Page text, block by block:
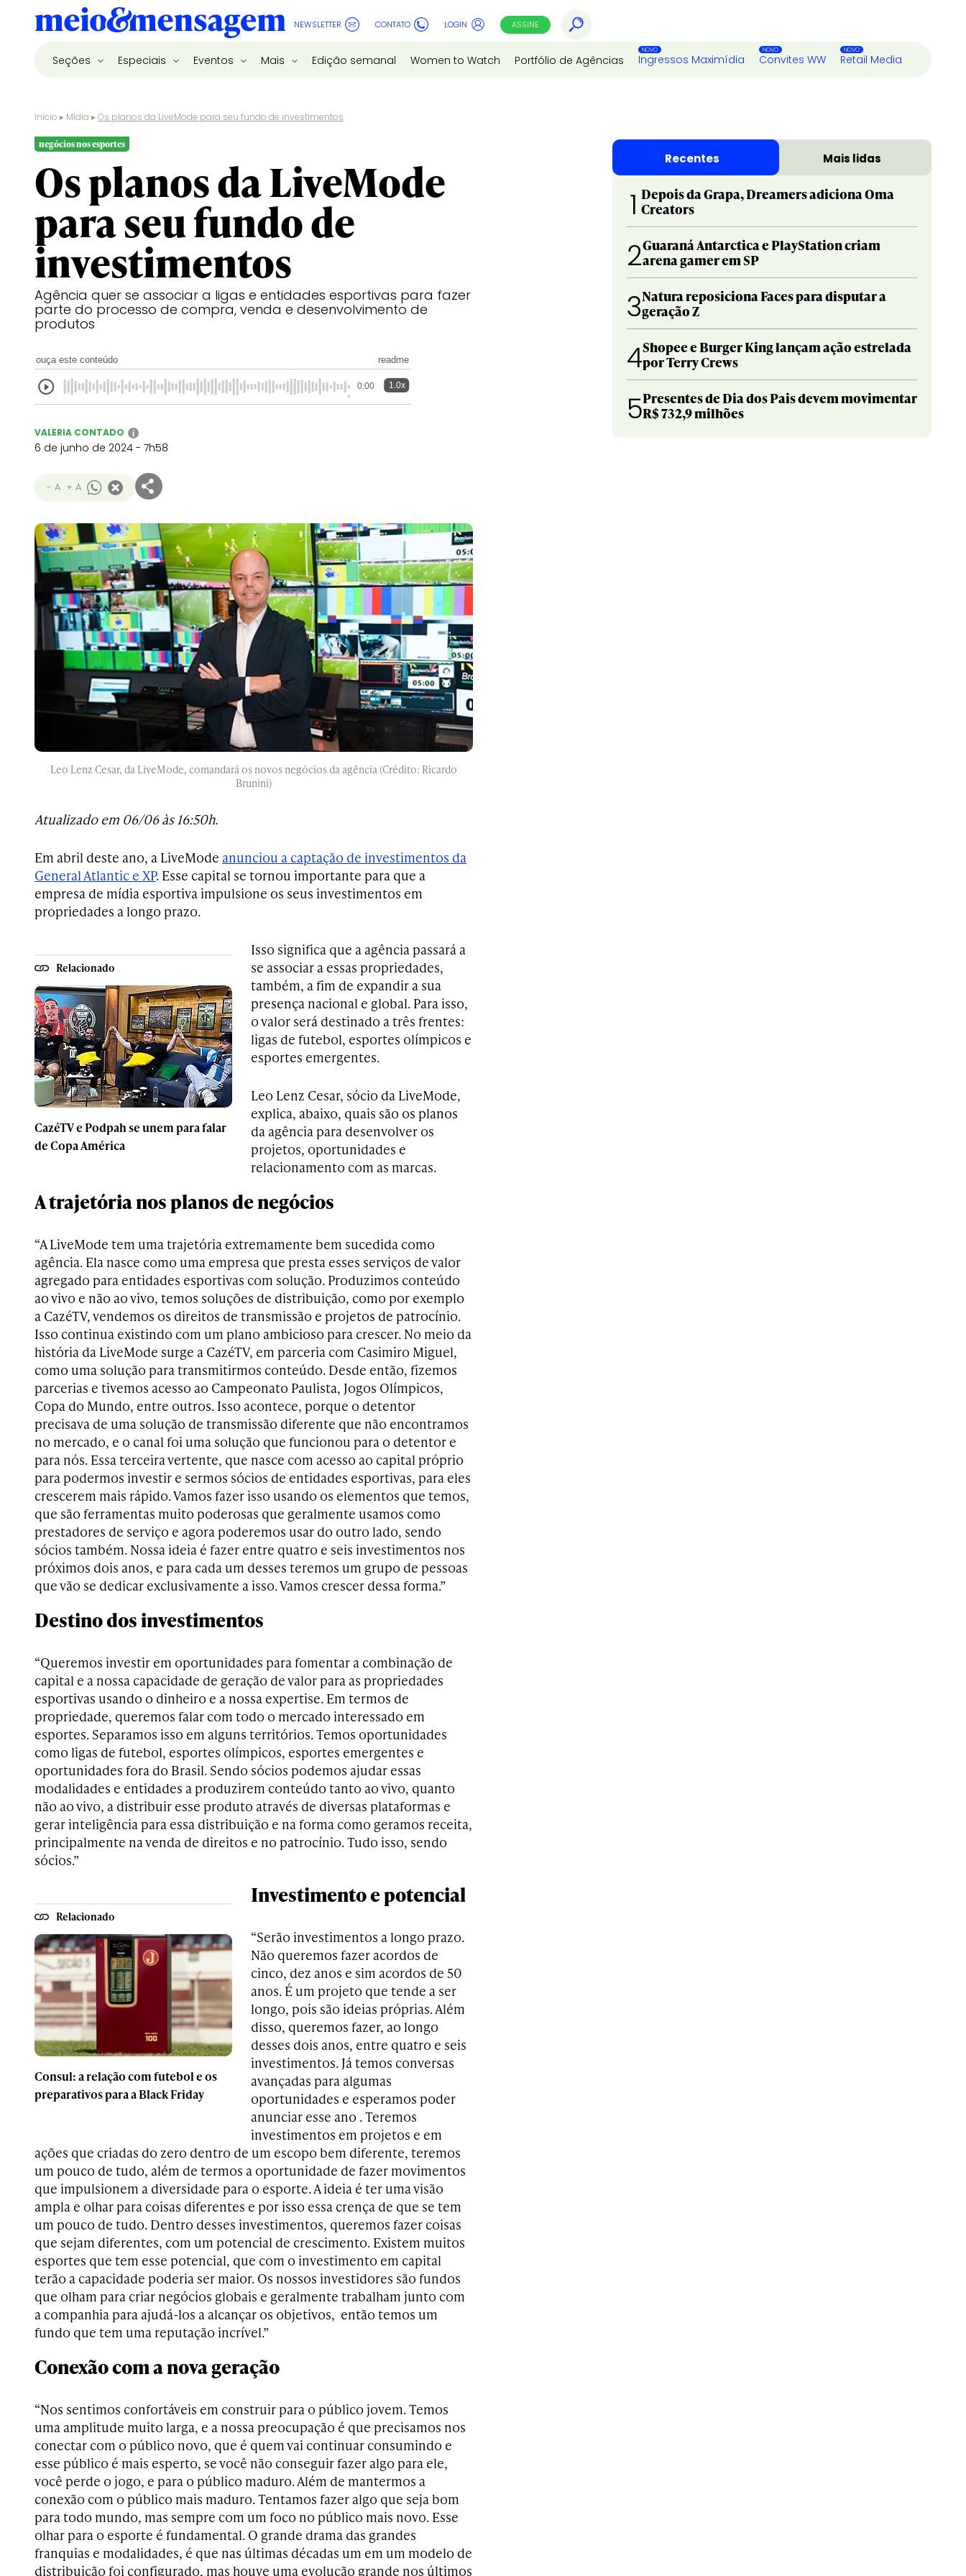
NEWSLETTER CONTATO LOGIN ASSINE
Seções Especiais Eventos Mais Edição semanal Women to Watch Portfólio de Agências Ingressos Maximídia Convites WW Retail Media
Início ▸ Mídia ▸Os planos da LiveMode para seu fundo de investimentos
negócios nos esportes
Os planos da LiveMode
para seu fundo de
investimentos
Agência quer se associar a ligas e entidades esportivas para fazer
parte do processo de compra, venda e desenvolvimento de
produtos
ouça este conteúdo readme
0:00 1.0x
VALERIA CONTADO i
6 de junho de 2024 - 7h58
- A + A
Leo Lenz Cesar, da LiveMode, comandará os novos negócios da agência (Crédito: Ricardo
Brunini)
Atualizado em 06/06 às 16:50h.
Em abril deste ano, a LiveMode anunciou a captação de investimentos da
General Atlantic e XP. Esse capital se tornou importante para que a
empresa de mídia esportiva impulsione os seus investimentos em
propriedades a longo prazo.
Relacionado
CazéTV e Podpah se unem para falar
de Copa América
Isso significa que a agência passará a
se associar a essas propriedades,
também, a fim de expandir a sua
presença nacional e global. Para isso,
o valor será destinado a três frentes:
ligas de futebol, esportes olímpicos e
esportes emergentes.
Leo Lenz Cesar, sócio da LiveMode,
explica, abaixo, quais são os planos
da agência para desenvolver os
projetos, oportunidades e
relacionamento com as marcas.
A trajetória nos planos de negócios
“A LiveMode tem uma trajetória extremamente bem sucedida como
agência. Ela nasce como uma empresa que presta esses serviços de valor
agregado para entidades esportivas com solução. Produzimos conteúdo
ao vivo e não ao vivo, temos soluções de distribuição, como por exemplo
a CazéTV, vendemos os direitos de transmissão e projetos de patrocínio.
Isso continua existindo com um plano ambicioso para crescer. No meio da
história da LiveMode surge a CazéTV, em parceria com Casimiro Miguel,
como uma solução para transmitirmos conteúdo. Desde então, fizemos
parcerias e tivemos acesso ao Campeonato Paulista, Jogos Olímpicos,
Copa do Mundo, entre outros. Isso acontece, porque o detentor
precisava de uma solução de transmissão diferente que não encontramos
no mercado, e o canal foi uma solução que funcionou para o detentor e
para nós. Essa terceira vertente, que nasce com acesso ao capital próprio
para podermos investir e sermos sócios de entidades esportivas, para eles
crescerem mais rápido. Vamos fazer isso usando os elementos que temos,
que são ferramentas muito poderosas que geralmente usamos como
prestadores de serviço e agora poderemos usar do outro lado, sendo
sócios também. Nossa ideia é fazer entre quatro e seis investimentos nos
próximos dois anos, e para cada um desses teremos um grupo de pessoas
que vão se dedicar exclusivamente a isso. Vamos crescer dessa forma.”
Destino dos investimentos
“Queremos investir em oportunidades para fomentar a combinação de
capital e a nossa capacidade de geração de valor para as propriedades
esportivas usando o dinheiro e a nossa expertise. Em termos de
propriedade, queremos falar com todo o mercado interessado em
esportes. Separamos isso em alguns territórios. Temos oportunidades
como ligas de futebol, esportes olímpicos, esportes emergentes e
oportunidades fora do Brasil. Sendo sócios podemos ajudar essas
modalidades e entidades a produzirem conteúdo tanto ao vivo, quanto
não ao vivo, a distribuir esse produto através de diversas plataformas e
gerar inteligência para essa distribuição e na forma como geramos receita,
principalmente na venda de direitos e no patrocínio. Tudo isso, sendo
sócios.”
Relacionado
Consul: a relação com futebol e os
preparativos para a Black Friday
Investimento e potencial
“Serão investimentos a longo prazo.
Não queremos fazer acordos de
cinco, dez anos e sim acordos de 50
anos. É um projeto que tende a ser
longo, pois são ideias próprias. Além
disso, queremos fazer, ao longo
desses dois anos, entre quatro e seis
investimentos. Já temos conversas
avançadas para algumas
oportunidades e esperamos poder
anunciar esse ano . Teremos
investimentos em projetos e em
ações que criadas do zero dentro de um escopo bem diferente, teremos
um pouco de tudo, além de termos a oportunidade de fazer movimentos
que impulsionem a diversidade para o esporte. A ideia é ter uma visão
ampla e olhar para coisas diferentes e por isso essa crença de que se tem
um pouco de tudo. Dentro desses investimentos, queremos fazer coisas
que sejam diferentes, com um potencial de crescimento. Existem muitos
esportes que tem esse potencial, que com o investimento em capital
terão a capacidade poderia ser maior. Os nossos investidores são fundos
que olham para criar negócios globais e geralmente trabalham junto com
a companhia para ajudá-los a alcançar os objetivos, então temos um
fundo que tem uma reputação incrível.”
Conexão com a nova geração
“Nos sentimos confortáveis em construir para o público jovem. Temos
uma amplitude muito larga, e a nossa preocupação é que precisamos nos
conectar com o público novo, que é quem vai continuar consumindo e
esse público é mais esperto, se você não conseguir fazer algo para ele,
você perde o jogo, e para o público maduro. Além de mantermos a
conexão com o público mais maduro. Tentamos fazer algo que seja bom
para todo mundo, mas sempre com um foco no público mais novo. Esse
olhar para o esporte é fundamental. O grande drama das grandes
franquias e modalidades, é que nas últimas décadas um em um modelo de
distribuição foi configurado, mas houve uma evolução grande nos últimos
Recentes Mais lidas
1 Depois da Grapa, Dreamers adiciona Oma
Creators
2Guaraná Antarctica e PlayStation criam
arena gamer em SP
3Natura reposiciona Faces para disputar a
geração Z
4Shopee e Burger King lançam ação estrelada
por Terry Crews
5Presentes de Dia dos Pais devem movimentar
R$ 732,9 milhões